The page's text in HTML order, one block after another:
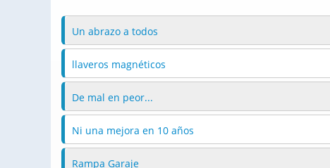
Un abrazo a todos
llaveros magnéticos
De mal en peor...
Ni una mejora en 10 años
Rampa Garaje